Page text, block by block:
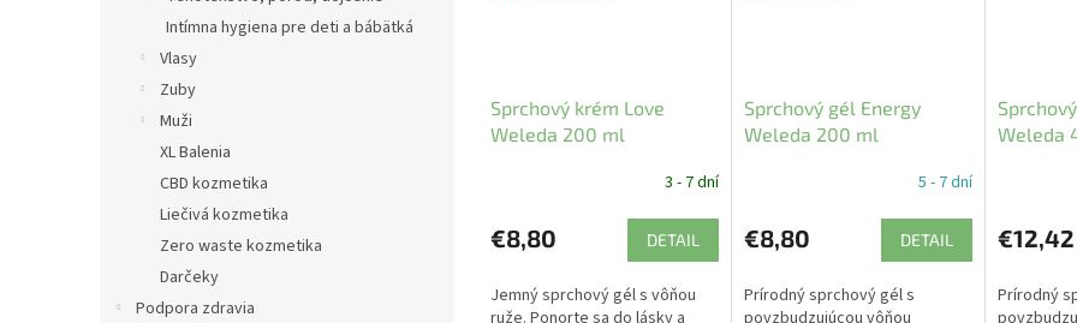
Intímna hygiena pre deti a bábätká
Vlasy
Zuby
Muži
XL Balenia
CBD kozmetika
Liečivá kozmetika
Zero waste kozmetika
Darčeky
Podpora zdravia
Sprchový krém Love
Weleda 200 ml
3 - 7 dní
€8,80 DETAIL
Jemný sprchový gél s vôňou
ruže. Ponorte sa do lásky a
Sprchový gél Energy
Weleda 200 ml
5 - 7 dní
€8,80 DETAIL
Prírodný sprchový gél s
povzbudzujúcou vôňou
Weleda
€12,42
Prírodný